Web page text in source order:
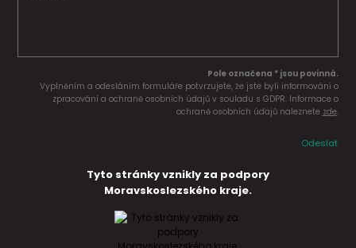
Pole označena * jsou povinná.
Vyplněním a odesláním formuláře potvrzujete, že jste byli informováni o
zpracování a ochraně osobních údajů v souladu s GDPR. Informace o
ochraně osobních údajů naleznete zde.
Odeslat
Tyto stránky vznikly za podpory
Moravskoslezského kraje.